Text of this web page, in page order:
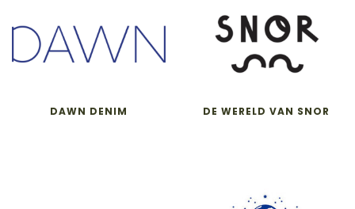
DAWN DENIM DE WERELD VAN SNOR